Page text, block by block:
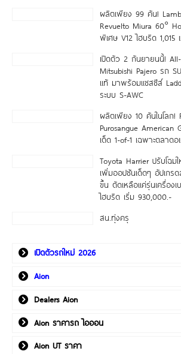
ผลิตเพียง 99 คัน!
Revuelto Miura 60°
พิเศษ V12 ไฮบริด 1,015
เปิดตัว 2 กันยายนนี้!
Mitsubishi Pajero รถ
แท้ มาพร้อมแชสซีส์
ระบบ S-AWC
ผลิตเพียง 10 คันในโลก!
Purosangue American
เต็ด 1-of-1 เฉพาะตลาดอ
Toyota Harrier ปรับโฉม
เพิ่มออปชันเด็ดๆ อัปเกร
ขึ้น ตัดเหลือแค่รุ่นเครื่อง
ไฮบริด เริ่ม 930,000.-
สน.ทุ่งครุ
เปิดตัวรถใหม่ 2026
Aion
Dealers Aion
Aion ราคารถ ไอออน
Aion UT ราคา